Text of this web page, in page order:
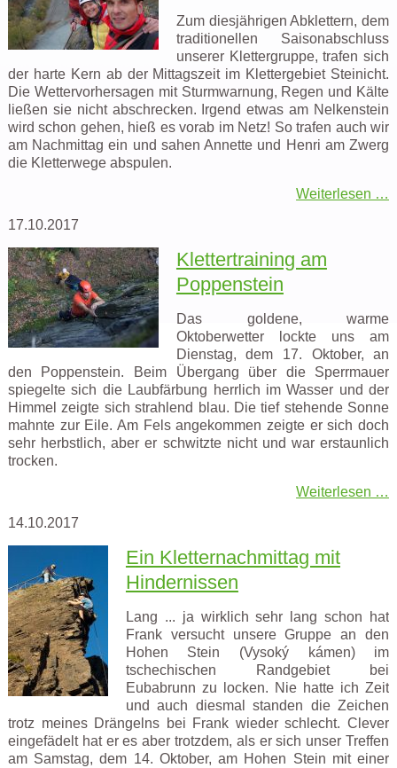
Zum diesjährigen Abklettern, dem
traditionellen Saisonabschluss
unserer Klettergruppe, trafen sich
der harte Kern ab der Mittagszeit im Klettergebiet Steinicht.
Die Wettervorhersagen mit Sturmwarnung, Regen und Kälte
ließen sie nicht abschrecken. Irgend etwas am Nelkenstein
wird schon gehen, hieß es vorab im Netz! So trafen auch wir
am Nachmittag ein und sahen Annette und Henri am Zwerg
die Kletterwege abspulen.
Weiterlesen …
17.10.2017
Klettertraining am
Poppenstein
Das goldene, warme
Oktoberwetter lockte uns am
Dienstag, dem 17. Oktober, an
den Poppenstein. Beim Übergang über die Sperrmauer
spiegelte sich die Laubfärbung herrlich im Wasser und der
Himmel zeigte sich strahlend blau. Die tief stehende Sonne
mahnte zur Eile. Am Fels angekommen zeigte er sich doch
sehr herbstlich, aber er schwitzte nicht und war erstaunlich
trocken.
Weiterlesen …
14.10.2017
Ein Kletternachmittag mit
Hindernissen
Lang ... ja wirklich sehr lang schon hat
Frank versucht unsere Gruppe an den
Hohen Stein (Vysoký kámen) im
tschechischen Randgebiet bei
Eubabrunn zu locken. Nie hatte ich Zeit
und auch diesmal standen die Zeichen
trotz meines Drängelns bei Frank wieder schlecht. Clever
eingefädelt hat er es aber trotzdem, als er sich unser Treffen
am Samstag, dem 14. Oktober, am Hohen Stein mit einer